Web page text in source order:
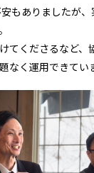
安もありましたが
てくださるなど、
なく運用できてい